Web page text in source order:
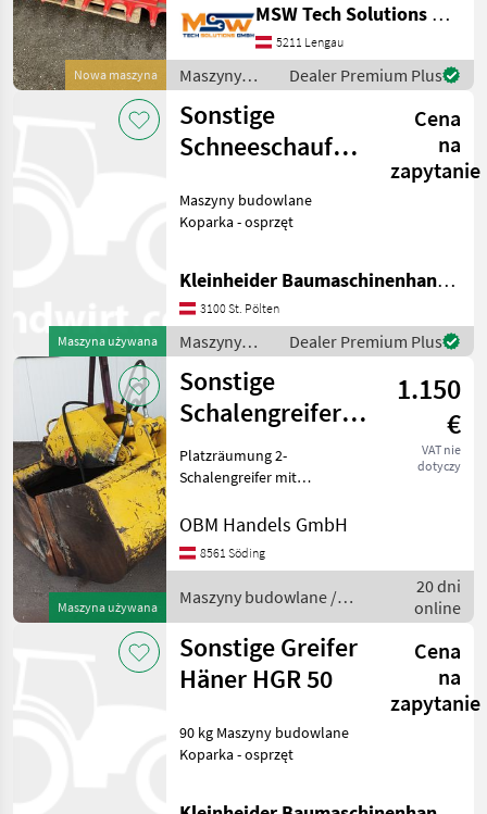
Nowa maszyna
Professionellen Einsatz
geeignet • Schnelles
Freischneiden von Straßen,
Wegen, Wa
MSW Tech Solutions GmbH
5211 Lengau
Maszyny
budowlane /
Sonstige
Dealer Premium Plus
Maszyna używana
Sonstige
Schneeschaufel
WA70/WA80
Cena
na
zapytanie
Maszyny budowlane
Koparka - osprzęt
Kleinheider Baumaschinenhandel GmbH.
3100 St. Pölten
Maszyny
budowlane /
Sonstige
Dealer Premium Plus
Maszyna używana
Sonstige
Schalengreifer
500 Lt.
1.150
€
VAT nie
dotyczy
Platzräumung 2-
Schalengreifer mit
Breite 100 cm
guter Zustand sofort
vorhanden. Maszyny
budowlane
OBM Handels GmbH
8561 Söding
Maszyny budowlane /
Sonstige
20 dni
online
Sonstige Greifer
Häner HGR 50
Cena
na
zapytanie
90 kg Maszyny budowlane
Koparka - osprzęt